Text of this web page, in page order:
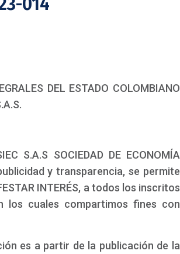
DEL ESTADO COLOMBIANO
S.A.S SOCIEDAD DE ECONOMÍA
y transparencia, se permite
INTERÉS, a todos los inscritos
los cuales compartimos fines con
es a partir de la publicación de la